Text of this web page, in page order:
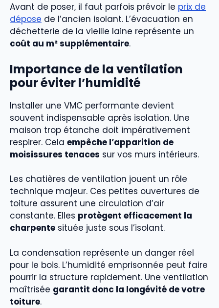
Avant de poser, il faut parfois prévoir le prix de
dépose de l’ancien isolant. L’évacuation en
déchetterie de la vieille laine représente un
coût au m² supplémentaire.
Importance de la ventilation
pour éviter l’humidité
Installer une VMC performante devient
souvent indispensable après isolation. Une
maison trop étanche doit impérativement
respirer. Cela empêche l’apparition de
moisissures tenaces sur vos murs intérieurs.
Les chatières de ventilation jouent un rôle
technique majeur. Ces petites ouvertures de
toiture assurent une circulation d’air
constante. Elles protègent efficacement la
charpente située juste sous l’isolant.
La condensation représente un danger réel
pour le bois. L’humidité emprisonnée peut faire
pourrir la structure rapidement. Une ventilation
maîtrisée garantit donc la longévité de votre
toiture.